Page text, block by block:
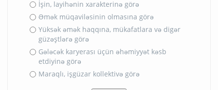
İşin, layihənin xarakterinə görə
Əmək müqaviləsinin olmasına görə
Yüksək əmək haqqına, mükafatlara və digər
güzəştlərə görə
Gələcək karyerası üçün əhəmiyyət kəsb
etdiyinə görə
Maraqlı, işgüzar kollektivə görə